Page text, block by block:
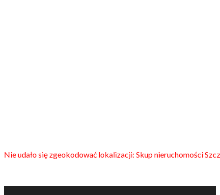
Nie udało się zgeokodować lokalizacji: Skup nieruchomości